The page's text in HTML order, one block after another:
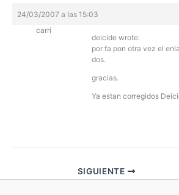
24/03/2007 a las 15:03
carri
deicide wrote:
por fa pon otra vez el
dos.
gracias.
Ya estan corregidos
SIGUIENTE